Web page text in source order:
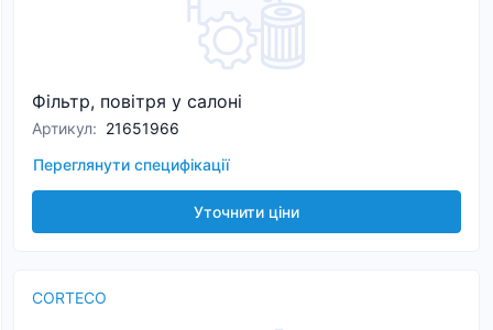
Фільтр, повітря у салоні
Артикул: 21651966
Переглянути специфікації
Уточнити ціни
CORTECO